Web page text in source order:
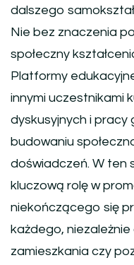
dalszego
Nie bez znaczenia
społeczny
Platformy
innymi uczestnikami
dyskusyjnych i pracy
budowaniu
doświadczeń. W ten
kluczową rolę w
niekończącego się
każdego, niezależnie
zamieszkania czy